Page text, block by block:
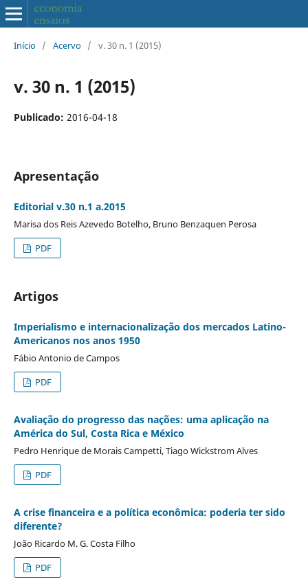
Início / Acervo / v. 30 n. 1 (2015)
v. 30 n. 1 (2015)
Publicado: 2016-04-18
Apresentação
Editorial v.30 n.1 a.2015
Marisa dos Reis Azevedo Botelho, Bruno Benzaquen Perosa
PDF
Artigos
Imperialismo e internacionalização dos mercados Latino-
Americanos nos anos 1950
Fábio Antonio de Campos
PDF
Avaliação do progresso das nações: uma aplicação na
América do Sul, Costa Rica e México
Pedro Henrique de Morais Campetti, Tiago Wickstrom Alves
PDF
A crise financeira e a política econômica: poderia ter sido
diferente?
João Ricardo M. G. Costa Filho
PDF